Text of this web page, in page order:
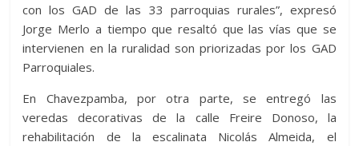
con los GAD de las 33 parroquias rurales”, expresó
Jorge Merlo a tiempo que resaltó que las vías que se
intervienen en la ruralidad son priorizadas por los GAD
Parroquiales.
En Chavezpamba, por otra parte, se entregó las
veredas decorativas de la calle Freire Donoso, la
rehabilitación de la escalinata Nicolás Almeida, el